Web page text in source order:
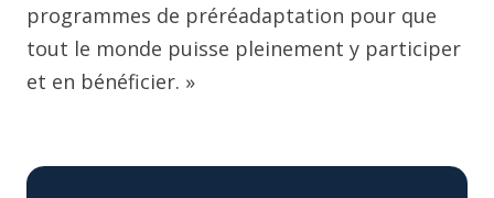
programmes de préréadaptation pour que
tout le monde puisse pleinement y participer
et en bénéficier. »